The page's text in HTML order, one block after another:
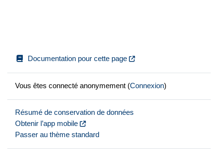
Documentation pour cette page
Vous êtes connecté anonymement (Connexion)
Résumé de conservation de données
Obtenir l’app mobile
Passer au thème standard